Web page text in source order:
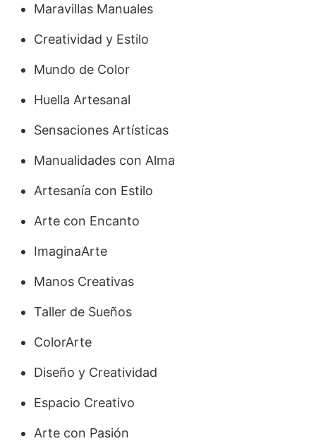
Maravillas Manuales
Creatividad y Estilo
Mundo de Color
Huella Artesanal
Sensaciones Artísticas
Manualidades con Alma
Artesanía con Estilo
Arte con Encanto
ImaginaArte
Manos Creativas
Taller de Sueños
ColorArte
Diseño y Creatividad
Espacio Creativo
Arte con Pasión